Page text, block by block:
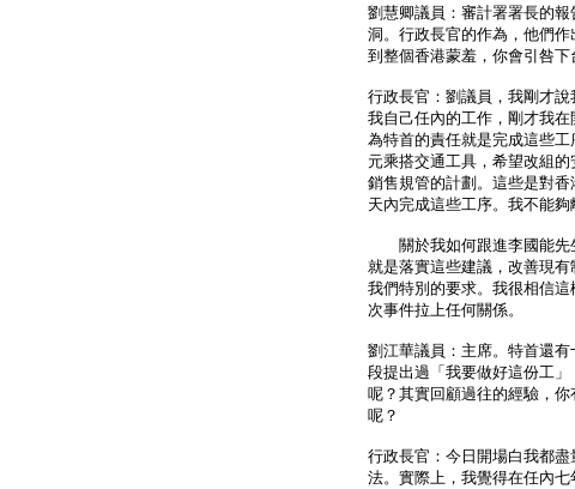
劉慧卿議員：審計署署長的
洞。行政長官的作為，他們
到整個香港蒙羞，你會引咎
行政長官：劉議員，我剛才
我自己任內的工作，剛才我
為特首的責任就是完成這些
元乘搭交通工具，希望改組
銷售規管的計劃。這些是對
天內完成這些工序。我不能夠
關於我如何跟進李國能先
就是落實這些建議，改善現
我們特別的要求。我很相信
次事件拉上任何關係。
劉江華議員：主席。特首還
段提出過「我要做好這份工
呢？其實回顧過往的經驗，
呢？
行政長官：今日開場白我都
法。實際上，我覺得在任內